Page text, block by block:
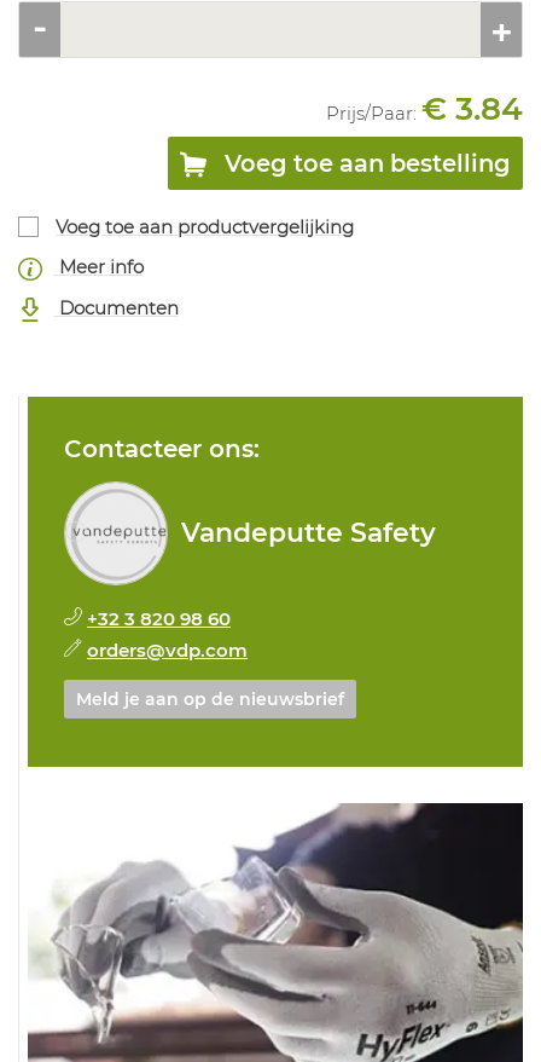
Prijs/Paar: € 3.84
Voeg toe aan bestelling
Voeg toe aan productvergelijking
Meer info
Documenten
Contacteer ons:
Vandeputte Safety
+32 3 820 98 60
orders@vdp.com
Meld je aan op de nieuwsbrief